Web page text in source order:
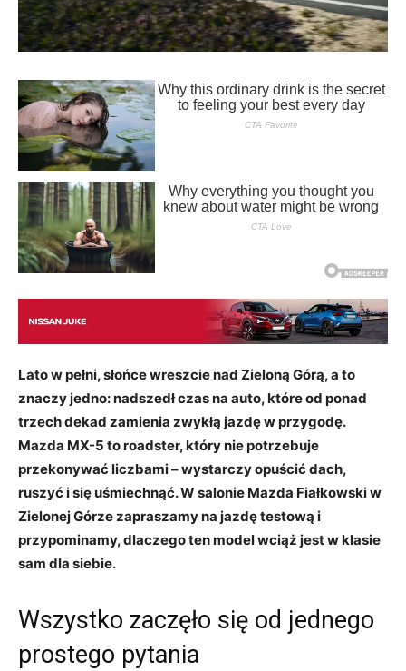
Lato w pełni, słońce wreszcie nad Zieloną Górą, a to
znaczy jedno: nadszedł czas na auto, które od ponad
trzech dekad zamienia zwykłą jazdę w przygodę.
Mazda MX-5 to roadster, który nie potrzebuje
przekonywać liczbami – wystarczy opuścić dach,
ruszyć i się uśmiechnąć. W salonie Mazda Fiałkowski w
Zielonej Górze zapraszamy na jazdę testową i
przypominamy, dlaczego ten model wciąż jest w klasie
sam dla siebie.
Wszystko zaczęło się od jednego
prostego pytania